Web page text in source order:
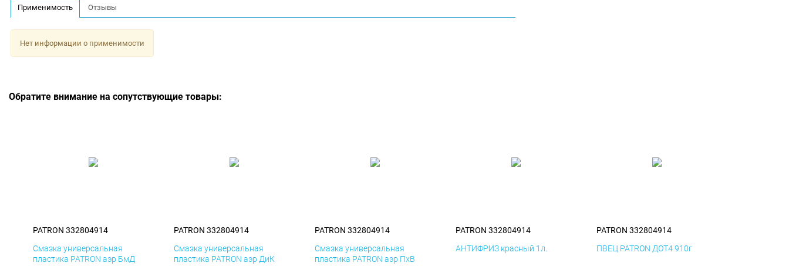
Применимость Отзывы
Нет информации о применимости
Обратите внимание на сопутствующие товары:
PATRON 332804914
Смазка универсальная
пластика PATRON аэр БмД
PATRON 332804914
Смазка универсальная
пластика PATRON аэр ДиК
PATRON 332804914
Смазка универсальная
пластика PATRON аэр ПхВ
PATRON 332804914
АНТИФРИЗ красный 1л.
PATRON 332804914
ПВЕЦ PATRON ДОТ4 910г